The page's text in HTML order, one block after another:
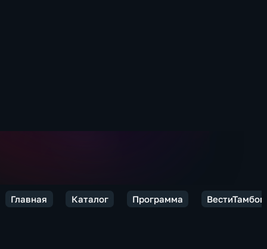
Главная Каталог Программа ВестиТамбов